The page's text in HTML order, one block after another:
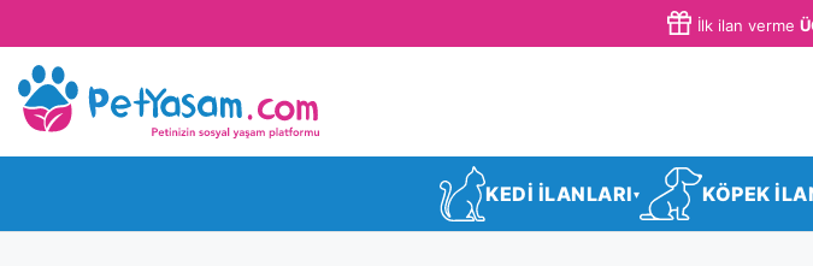
İlk ilan verme
KEDİ İLANLARI▾ KÖPEK